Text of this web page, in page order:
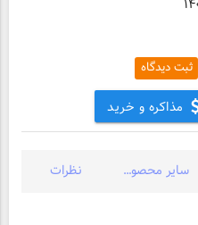
ثبت دیدگاه
مذاکره و خرید
سایر محصولات شرکت نظرات